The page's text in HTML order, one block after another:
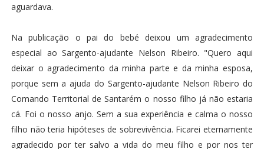
aguardava.
Na publicação o pai do bebé deixou um agradecimento
especial ao Sargento-ajudante Nelson Ribeiro. "Quero aqui
deixar o agradecimento da minha parte e da minha esposa,
porque sem a ajuda do Sargento-ajudante Nelson Ribeiro do
Comando Territorial de Santarém o nosso filho já não estaria
cá. Foi o nosso anjo. Sem a sua experiência e calma o nosso
filho não teria hipóteses de sobrevivência. Ficarei eternamente
agradecido por ter salvo a vida do meu filho e por nos ter